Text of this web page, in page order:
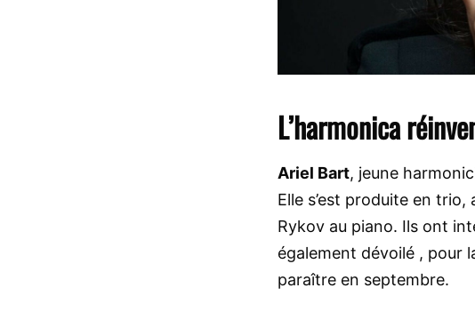
L’harmonica
Ariel Bart, jeune
Elle s’est produite en
Rykov au piano. Ils ont
également dévoilé , pour
paraître en septembre.